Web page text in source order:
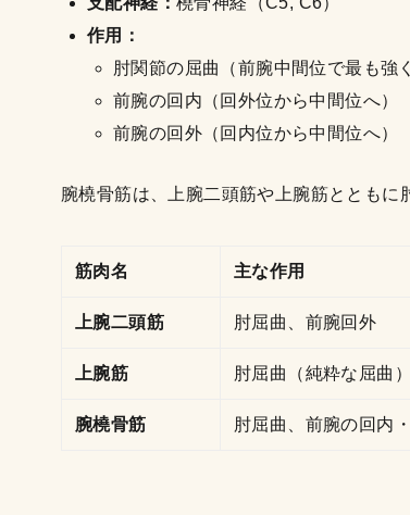
作用：
肘関節の屈曲（前腕中間位で最も強
前腕の回内（回外位から中間位へ）
前腕の回外（回内位から中間位へ）
腕橈骨筋は、上腕二頭筋や上腕筋ととも
筋肉名 主な作用
上腕二頭筋 肘屈曲、前腕回外
上腕筋 肘屈曲（純粋な屈曲）
腕橈骨筋 肘屈曲、前腕の回内